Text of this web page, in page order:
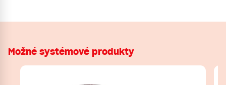
Možné systémové produkty